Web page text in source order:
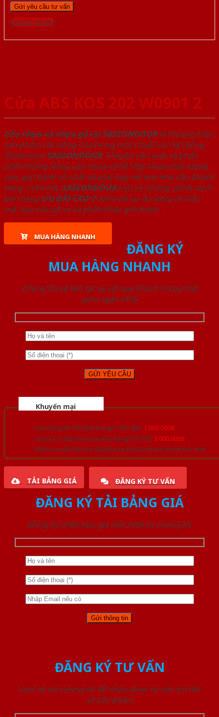
Gọi 0976.169.864
Cửa ABS KOS 202 W0901 2
Cửa nhựa và nhựa gỗ tại SAIGONDOORlà thương hiệu
sản phẩm các dòng cửa trong một chuỗi các hệ thống
Showroom SAIGONDOOR. Chuyên sản xuất và phân
phối những dòng cửa nhựa và hỗ hợp nhựa chất lượng
cao, giá thành rẻ nhất và phù hợp với mọi nhu cầu khách
hàng. Trên hết, SAIGONDOORcòn có những chính sách
bán hàng ƯU ĐÃI CAOđi kèm với sự đa dạng về mẫu
mã, loại cửa gỗ và cả phân khúc giá thành.
MUA HÀNG NHANH
ĐĂNG KÝ
MUA HÀNG NHANH
Chúng tôi sẽ liên lạc lại với quý khách trong thời
gian ngắn nhất
Khuyến mại
Quà tặng đồ nội thất trang trí lên đến 1.000.000đ
Giảm trực tiếp khi mua đơn hàng lớn hơn 3.000.000đ
Nhiều ưu đãi lớn khi đăng ký tài khoản thành viên thân thiết
TẢI BẢNG GIÁ ĐĂNG KÝ TƯ VẤN
ĐĂNG KÝ TẢI BẢNG GIÁ
Đăng ký nhận báo giá mới nhất từ chúng tôi
ĐĂNG KÝ TƯ VẤN
Liên hệ với chúng tôi để nhận được tư vấn chi tiết
về sản phẩm